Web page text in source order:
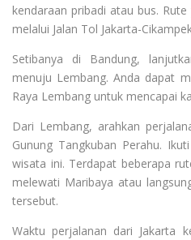
kendaraan pribadi atau bus.
melalui Jalan Tol Jakarta-
Setibanya di Bandung,
menuju Lembang. Anda dapat
Raya Lembang untuk mencapai
Dari Lembang, arahkan
Gunung Tangkuban Perahu.
wisata ini. Terdapat beberapa
melewati Maribaya atau
tersebut.
Waktu perjalanan dari Jakarta